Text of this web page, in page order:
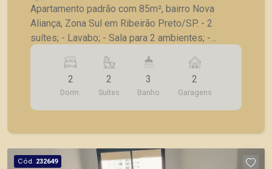
Apartamento padrão com 85m², bairro Nova
Aliança, Zona Sul em Ribeirão Preto/SP. - 2
suítes; - Lavabo; - Sala para 2 ambientes; -
Varanda gourmet com churrasqueira; - Cozinha; -
Despensa; - Área de serviço; - 2 vagas de
garagem. A Piramid tem como objetivo atender
seus clientes com agilidade e segurança, em
locação, vendas de imóveis prontos, usados ou
2
Dorm.
2
Suítes
3
Banho
2
Garagens
Cód. 232649